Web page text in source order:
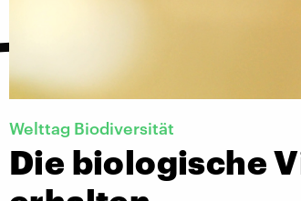
Welttag Biodiversität
Die biologische